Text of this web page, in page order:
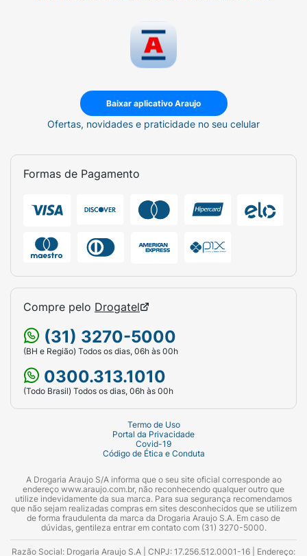
Baixar aplicativo Araujo
Ofertas, novidades e praticidade no seu celular
Formas de Pagamento
Compre pelo Drogatel
(31) 3270-5000
(BH e Região) Todos os dias, 06h às 00h
0300.313.1010
(Todo Brasil) Todos os dias, 06h às 00h
Termo de Uso
Portal da Privacidade
Covid-19
Código de Ética e Conduta
A Drogaria Araujo S/A informa que o seu site oficial corresponde ao
endereço www.araujo.com.br, não reconhecendo qualquer outro que
utilize indevidamente da sua marca. Para sua segurança recomendamos
que não sejam realizadas compras em sites desconhecidos que se utilizem
de forma fraudulenta da marca da Drogaria Araujo S.A. Em caso de
dúvidas, gentileza entrar em contato com (31) 3270-5000.
Razão Social: Drogaria Araujo S.A | CNPJ: 17.256.512.0001-16 | Endereço: